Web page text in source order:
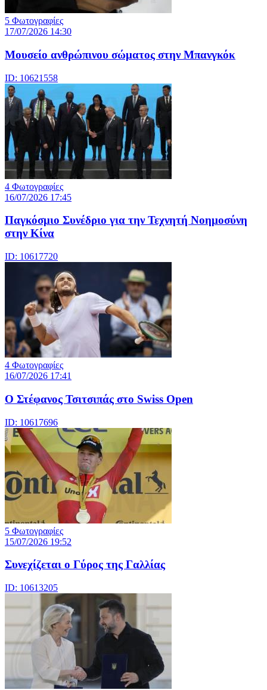
5 Φωτογραφίες
17/07/2026 14:30
Μουσείο ανθρώπινου σώματος στην Μπανγκόκ
ID: 10621558
4 Φωτογραφίες
16/07/2026 17:45
Παγκόσμιο Συνέδριο για την Τεχνητή Νοημοσύνη
στην Κίνα
ID: 10617720
4 Φωτογραφίες
16/07/2026 17:41
Ο Στέφανος Τσιτσιπάς στο Swiss Open
ID: 10617696
5 Φωτογραφίες
15/07/2026 19:52
Συνεχίζεται ο Γύρος της Γαλλίας
ID: 10613205